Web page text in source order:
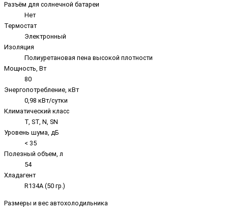
Разъём для солнечной батареи
Нет
Термостат
Электронный
Изоляция
Полиуретановая пена высокой плотности
Мощность, Вт
80
Энергопотребление, кВт
0,98 кВт/сутки
Климатический класс
T, ST, N, SN
Уровень шума, дБ
< 35
Полезный объем, л
54
Хладагент
R134A (50 гр.)
Размеры и вес автохолодильника